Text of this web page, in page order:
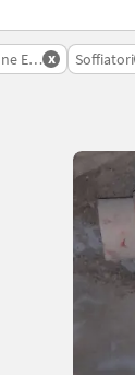
E Trasporto
x Soffiatori